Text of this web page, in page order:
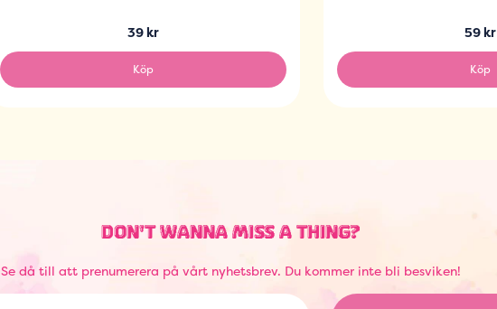
39 kr
Köp
59 kr
Köp
DON'T WANNA MISS A THING?
Se då till att prenumerera på vårt nyhetsbrev. Du kommer inte bli besviken!